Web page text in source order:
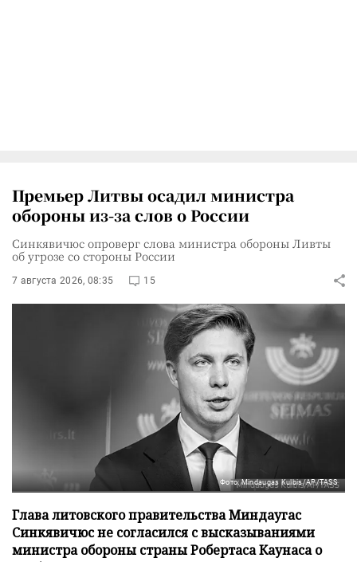
Премьер Литвы осадил министра
обороны из-за слов о России
Синкявичюс опроверг слова министра обороны Ливты
об угрозе со стороны России
7 августа 2026, 08:35 15
Фото: Mindaugas Kulbis/AP/TASS
Глава литовского правительства Миндаугас
Синкявичюс не согласился с высказываниями
министра обороны страны Робертаса Каунаса о